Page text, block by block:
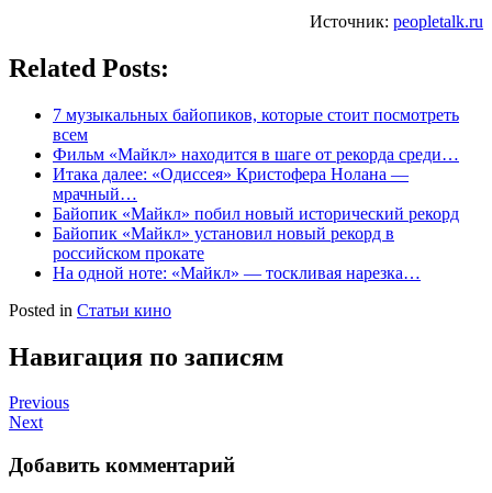
Источник: peopletalk.ru
Related Posts:
7 музыкальных байопиков, которые стоит посмотреть
всем
Фильм «Майкл» находится в шаге от рекорда среди…
Итака далее: «Одиссея» Кристофера Нолана —
мрачный…
Байопик «Майкл» побил новый исторический рекорд
Байопик «Майкл» установил новый рекорд в
российском прокате
На одной ноте: «Майкл» — тоскливая нарезка…
Posted in Статьи кино
Навигация по записям
Previous
Next
Добавить комментарий